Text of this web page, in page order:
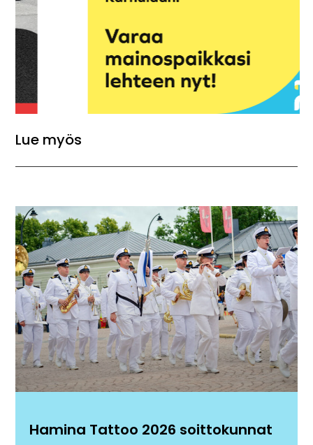
Lue myös
Hamina Tattoo 2026 soittokunnat